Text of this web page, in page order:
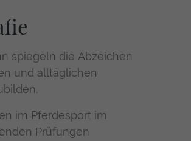
spiegeln die Abzeichen
und alltäglichen
im Pferdesport im
Prüfungen